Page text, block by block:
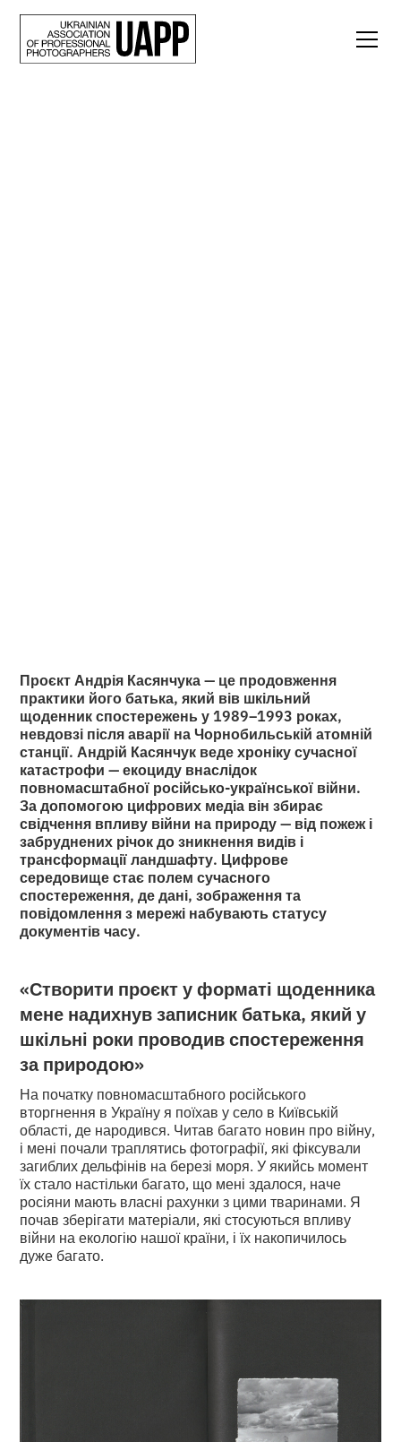
Проєкт Андрія Касянчука — це продовження
практики його батька, який вів шкільний
щоденник спостережень у 1989–1993 роках,
невдовзі після аварії на Чорнобильській атомній
станції. Андрій Касянчук веде хроніку сучасної
катастрофи — екоциду внаслідок
повномасштабної російсько-української війни.
За допомогою цифрових медіа він збирає
свідчення впливу війни на природу — від пожеж і
забруднених річок до зникнення видів і
трансформації ландшафту. Цифрове
середовище стає полем сучасного
спостереження, де дані, зображення та
повідомлення з мережі набувають статусу
документів часу.
«Створити проєкт у форматі щоденника
мене надихнув записник батька, який у
шкільні роки проводив спостереження
за природою»
На початку повномасштабного російського
вторгнення в Україну я поїхав у село в Київській
області, де народився. Читав багато новин про війну,
і мені почали траплятись фотографії, які фіксували
загиблих дельфінів на березі моря. У якийсь момент
їх стало настільки багато, що мені здалося, наче
росіяни мають власні рахунки з цими тваринами. Я
почав зберігати матеріали, які стосуються впливу
війни на екологію нашої країни, і їх накопичилось
дуже багато.